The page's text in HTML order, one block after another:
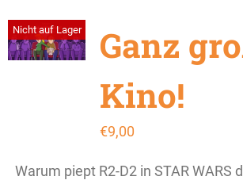
Nicht auf Lager
Ganz
Kino!
€9,00
Warum piept R2-D2 in STAR WARS